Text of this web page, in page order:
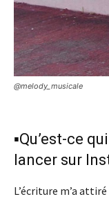
@melody_musicale
▪️Qu’est-ce
lancer sur
L’écriture m’a